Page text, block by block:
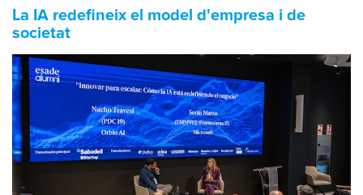
La IA redefineix el model d'empresa i de
societat